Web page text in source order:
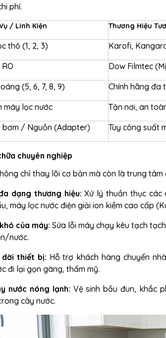
phí.
/ Linh Kiện Thương Hiệu
thô (1, 2, 3) Karofi,
Dow Filmtec
(5, 6, 7, 8, 9) Chính hãng đa
máy lọc nước Tận nơi, an
bơm / Nguồn (Adapter) Tùy công suất
chuyên nghiệp
chỉ thay lõi cơ bản mà còn là trung
dạng thương hiệu: Xử lý thuần thục các
máy lọc nước điện giải ion kiềm cao cấp
của máy: Sửa lỗi máy chạy kêu tạch
nước.
thiết bị: Hỗ trợ khách hàng chuyển
đi lại gọn gàng, thẩm mỹ.
nước nóng lạnh: Vệ sinh bầu đun, khắc
cây nước.